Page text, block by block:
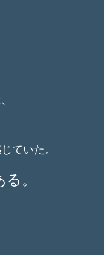
ていた。
。